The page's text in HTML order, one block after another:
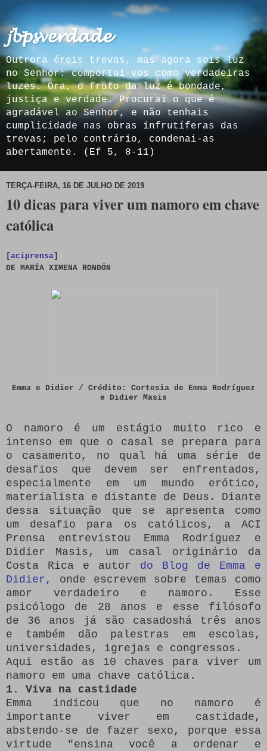
𝓳𝓫𝓹𝓼𝓿𝓮𝓻𝓭𝓪𝓭𝓮
Outrora éreis trevas, mas agora sois luz
no Senhor: comportai-vos como verdadeiras
luzes. Ora, o fruto da luz é bondade,
justiça e verdade. Procurai o que é
agradável ao Senhor, e não tenhais
cumplicidade nas obras infrutíferas das
trevas; pelo contrário, condenai-as
abertamente. (Ef 5, 8-11)
TERÇA-FEIRA, 16 DE JULHO DE 2019
10 dicas para viver um namoro em chave
católica
[aciprensa]
DE MARÍA XIMENA RONDÓN
Emma e Didier / Crédito: Cortesia de Emma Rodríguez
e Didier Masis
O namoro é um estágio muito rico e
intenso em que o casal se prepara para
o casamento, no qual há uma série de
desafios que devem ser enfrentados,
especialmente em um mundo erótico,
materialista e distante de Deus.
Diante
dessa situação que se apresenta como
um desafio para os católicos, a ACI
Prensa entrevistou Emma Rodríguez e
Didier Masis, um casal originário da
Costa Rica e autor do Blog de Emma e
Didier,
onde escrevem sobre temas como
amor verdadeiro e namoro.
Esse
psicólogo de 28 anos e esse filósofo
de 36 anos já são casados ​​há três anos
e também dão palestras em escolas,
universidades, igrejas e congressos.
Aqui estão as 10 chaves para viver um
namoro em uma chave católica.
1. Viva na castidade
Emma indicou que no namoro é
importante viver em castidade,
abstendo-se de fazer sexo, porque essa
virtude "ensina você a ordenar e